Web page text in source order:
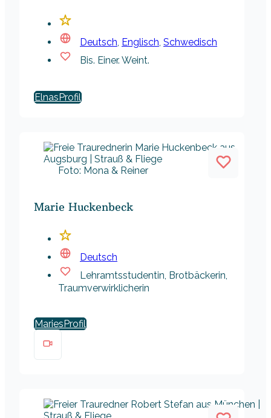
Deutsch, Englisch, Schwedisch
Bis. Einer. Weint.
Elnas
Foto: Mona & Reiner
Marie Huckenbeck
Deutsch
Lehramtsstudentin, Brotbäckerin,
Traumverwirklicherin
Maries